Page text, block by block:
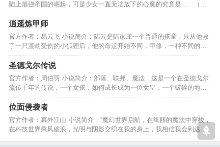
陆上最强帝国的崛起，可是少女一直无法放下的心魔的究竟是……（是
作者自己画的封面~）…
逍遥炼甲师
官方作者：易云飞 小说简介：陆云是陆家庄一个普通的孩童，只从他救
了一只渡劫受伤的小狐狸后，他的命运开始不同，甲修，一种不同的修
真模式，希望大家喜欢…
圣德戈尔传说
官方作者：周伯羽 小说简介：部落、联邦、魔法，这是一个在圣德戈尔
流传千年的传说，一个女孩，如何成长成为一位女皇，一个破碎的地方
怎样的统治才适合它？…
位面侵袭者
官方作者：幕外江山 小说简介：“魔幻世界启航，在绚丽的魔法中穿梭，
在科技世界乘风破浪，光明与阴影交织在我的身上，我相信我会到达最